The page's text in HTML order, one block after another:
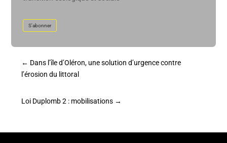
S'abonner
← Dans l’île d’Oléron, une solution d’urgence contre
l’érosion du littoral
Loi Duplomb 2 : mobilisations →